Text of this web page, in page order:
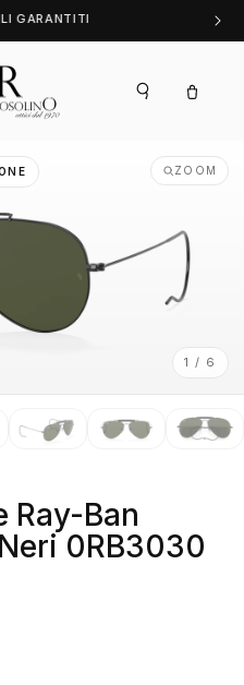
GARANTITI
Carrello
ZOOM
1 / 6
Ray-Ban
0RB3030